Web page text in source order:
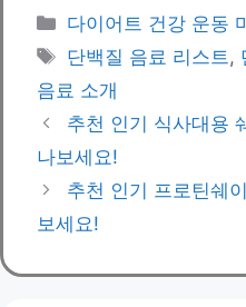
Categories
다이어트 건강 운동
Tags
단백질 음료 리스트,
음료 소개
추천 인기 식사대용
나보세요!
추천 인기 프로틴쉐
보세요!